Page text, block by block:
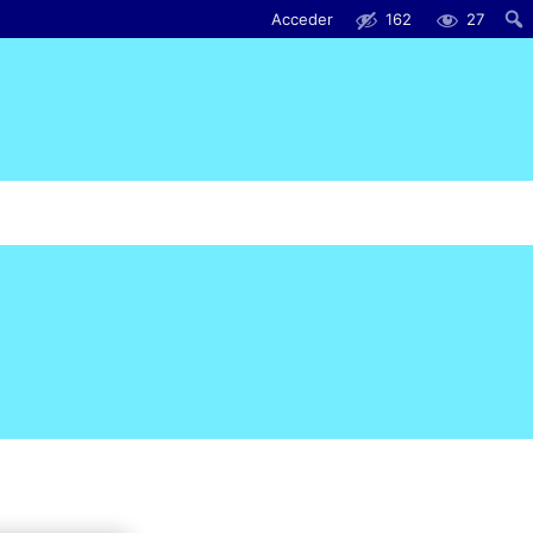
Acceder 162 27